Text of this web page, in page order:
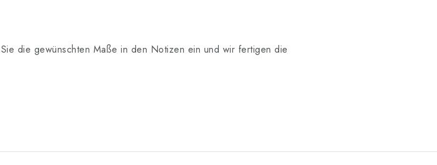
die gewünschten Maße in den Notizen ein und wir fertigen die